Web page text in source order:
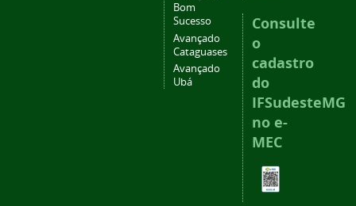
Bom
Sucesso
Avançado
Cataguases
Avançado
Ubá
Consulte
o
cadastro
do
IFSudesteMG
no e-
MEC